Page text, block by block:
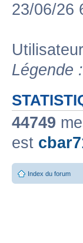
23/06/26
Légende
44749
est
Index du forum